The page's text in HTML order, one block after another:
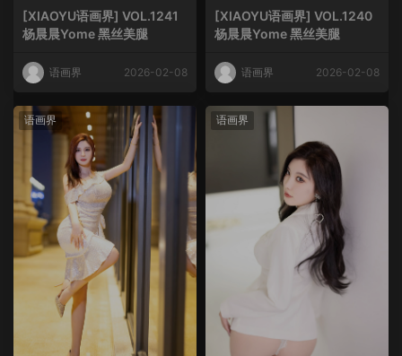
[XIAOYU语画界] VOL.1241
杨晨晨Yome 黑丝美腿
语画界 2026-02-08
[XIAOYU语画界] VOL.1240
杨晨晨Yome 黑丝美腿
语画界 2026-02-08
语画界 语画界